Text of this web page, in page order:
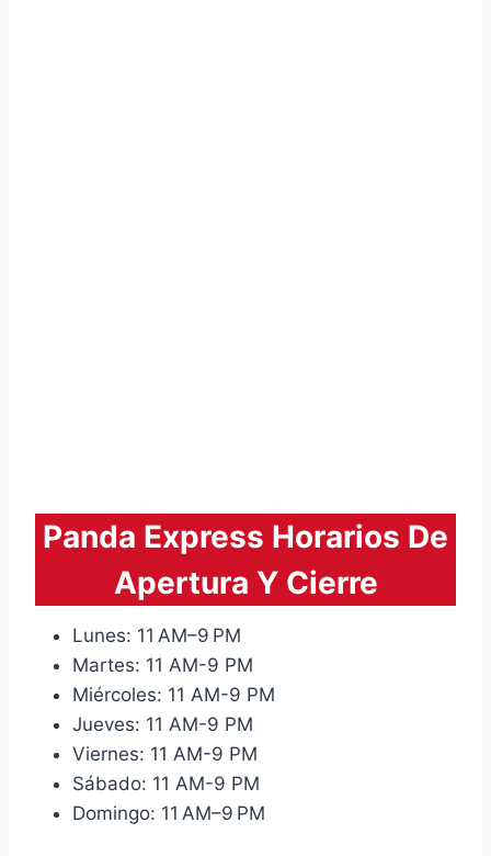
Panda Express Horarios De
Apertura Y Cierre
Lunes: 11 AM–9 PM
Martes: 11 AM-9 PM
Miércoles: 11 AM-9 PM
Jueves: 11 AM-9 PM
Viernes: 11 AM-9 PM
Sábado: 11 AM-9 PM
Domingo: 11 AM–9 PM